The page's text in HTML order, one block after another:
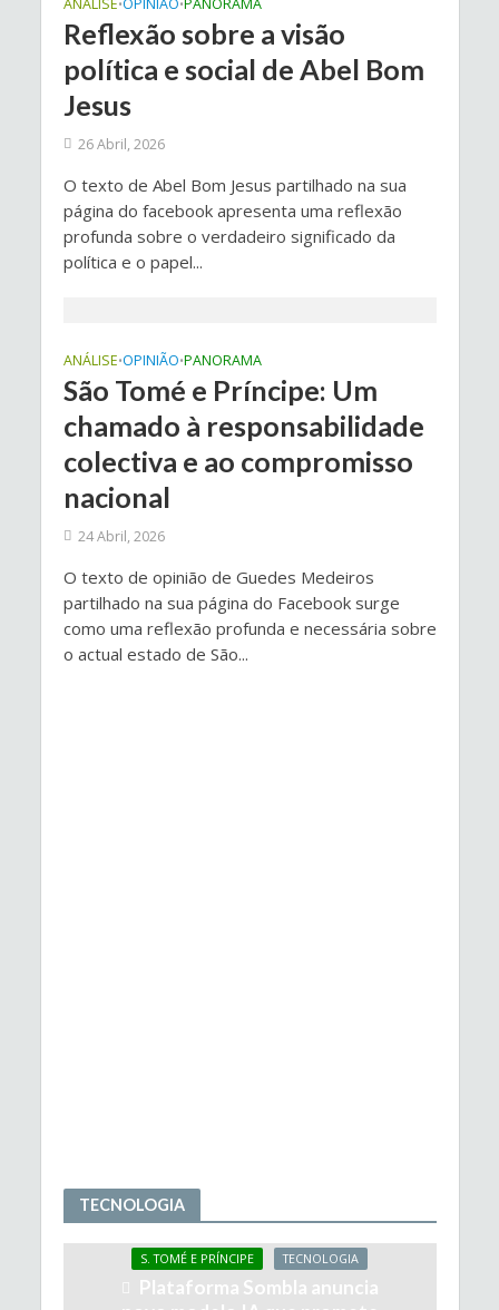
ANÁLISE•OPINIÃO•PANORAMA
Reflexão sobre a visão
política e social de Abel Bom
Jesus
26 Abril, 2026
O texto de Abel Bom Jesus partilhado na sua
página do facebook apresenta uma reflexão
profunda sobre o verdadeiro significado da
política e o papel...
ANÁLISE•OPINIÃO•PANORAMA
São Tomé e Príncipe: Um
chamado à responsabilidade
colectiva e ao compromisso
nacional
24 Abril, 2026
O texto de opinião de Guedes Medeiros
partilhado na sua página do Facebook surge
como uma reflexão profunda e necessária sobre
o actual estado de São...
TECNOLOGIA
S. TOMÉ E PRÍNCIPE TECNOLOGIA
Plataforma Sombla anuncia